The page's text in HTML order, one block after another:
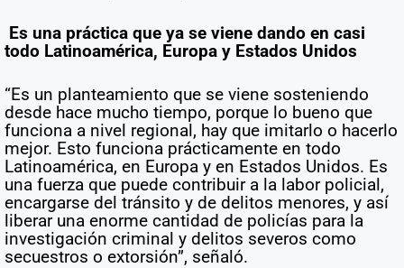
Es una práctica que ya se viene dando en casi
todo Latinoamérica, Europa y Estados Unidos
“Es un planteamiento que se viene sosteniendo
desde hace mucho tiempo, porque lo bueno que
funciona a nivel regional, hay que imitarlo o hacerlo
mejor. Esto funciona prácticamente en todo
Latinoamérica, en Europa y en Estados Unidos. Es
una fuerza que puede contribuir a la labor policial,
encargarse del tránsito y de delitos menores, y así
liberar una enorme cantidad de policías para la
investigación criminal y delitos severos como
secuestros o extorsión”, señaló.